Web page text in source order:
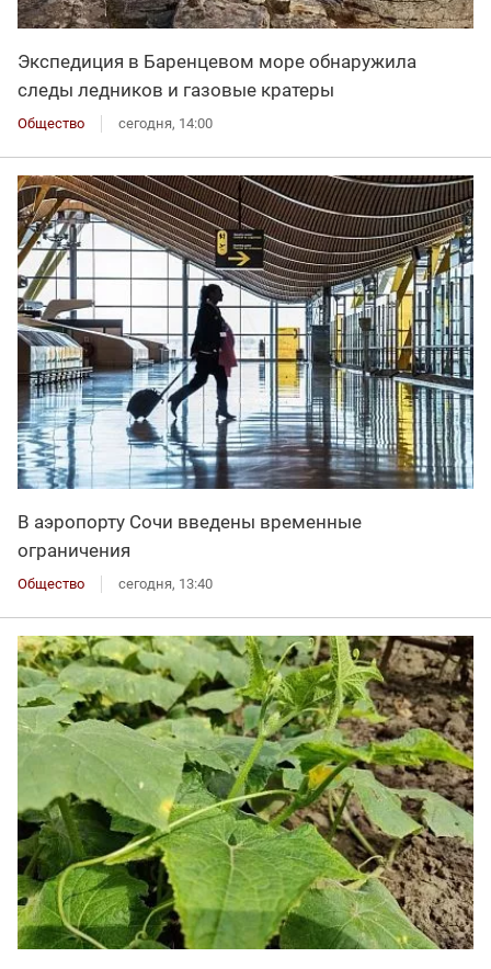
Экспедиция в Баренцевом море обнаружила
следы ледников и газовые кратеры
Общество сегодня, 14:00
В аэропорту Сочи введены временные
ограничения
Общество сегодня, 13:40